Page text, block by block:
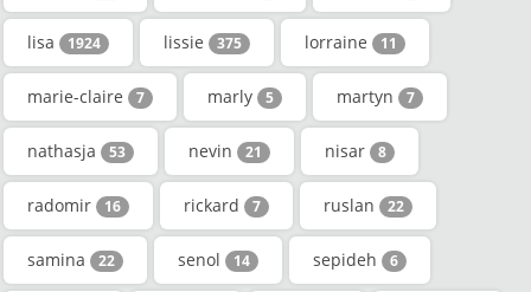
lisa 1924 lissie 375 lorraine 11
marie-claire 7 marly 5 martyn 7
nathasja 53 nevin 21 nisar 8
radomir 16 rickard 7 ruslan 22
samina 22 senol 14 sepideh 6